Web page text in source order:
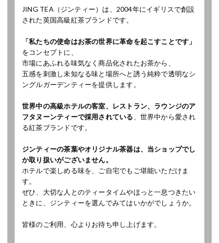
JING TEA（ジンティー）は、2004年にイギリスで創設
された英国高級紅茶ブランドです。
「私たちの使命はお茶の世界に革命を起こすことです」
をコンセプトに、
市場にあふれる味気なく商品化されたお茶から、
五感を刺激し未知なる味と場所へと誘う純粋で透明なシ
ングルガーデンティーを提供します。
世界中の高級ホテルの客室、レストラン、ラウンジのア
フタヌーンティーで採用されている 、世界中から愛され
る紅茶ブランドです。
ジンティーの茶葉やオリジナル茶器は、当ショップでし
か取り扱いがございません。
ホテルで楽しめる味を、ご自宅でもご堪能いただけま
す。
ぜひ、大切な人とのティータイムやほっと一息つきたい
ときに、ジンティーを選んでみてはいかがでしょうか。
皆様のご利用、心よりお待ち申し上げます。